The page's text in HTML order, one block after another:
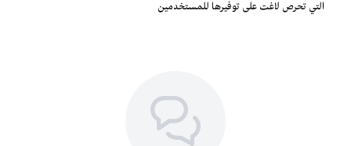
التي تحرص لاغت على توفيرها للمستخدمين